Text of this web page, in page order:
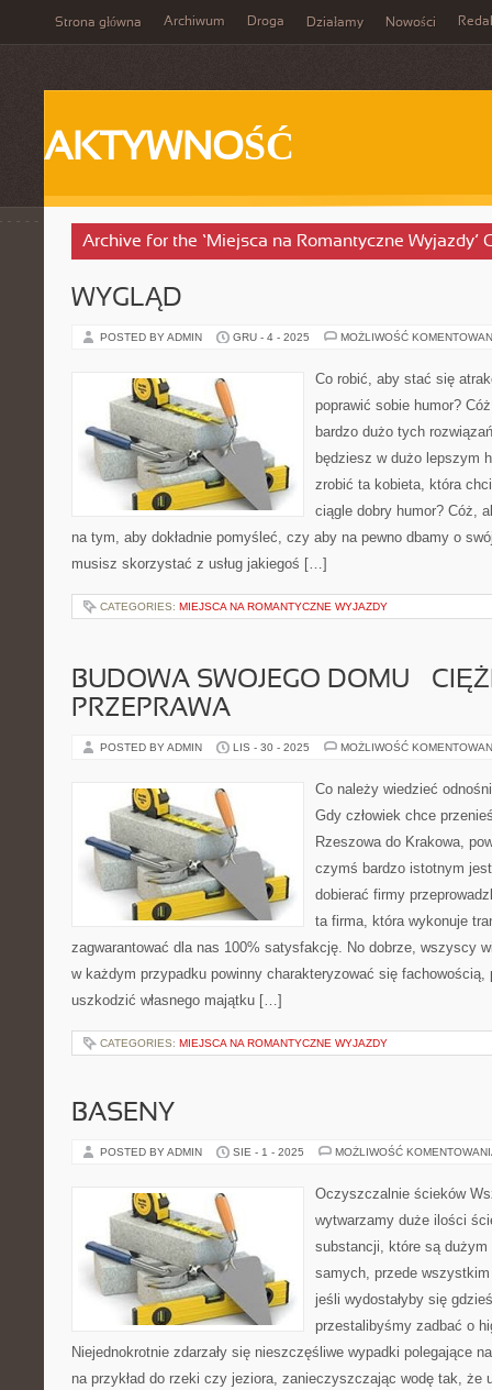
Strona główna Archiwum Droga Działamy Nowości
AKTYWNOŚĆ
Archive for the ‘Miejsca na Romantyczne Wyjazdy’
WYGLĄD
POSTED BY ADMIN GRU - 4 - 2025 MOŻLIWOŚĆ
Co robić, aby stać się
poprawić sobie humor?
bardzo dużo tych
będziesz w dużo lepszym
zrobić ta kobieta, która
ciągle dobry humor? Cóż,
na tym, aby dokładnie pomyśleć, czy aby na pewno dbamy o
musisz skorzystać z usług jakiegoś […]
CATEGORIES: MIEJSCA NA ROMANTYCZNE WYJAZDY
BUDOWA SWOJEGO DOMU –
PRZEPRAWA
POSTED BY ADMIN LIS - 30 - 2025 MOŻLIWOŚĆ
Co należy wiedzieć
Gdy człowiek chce
Rzeszowa do Krakowa,
czymś bardzo istotnym
dobierać firmy
ta firma, która wykonuje
zagwarantować dla nas 100% satysfakcję. No dobrze, wszyscy
w każdym przypadku powinny charakteryzować się fachowością,
uszkodzić własnego majątku […]
CATEGORIES: MIEJSCA NA ROMANTYCZNE WYJAZDY
BASENY
POSTED BY ADMIN SIE - 1 - 2025 MOŻLIWOŚĆ
Oczyszczalnie ścieków
wytwarzamy duże ilości
substancji, które są dużym
samych, przede
jeśli wydostałyby się
przestalibyśmy zadbać o
Niejednokrotnie zdarzały się nieszczęśliwe wypadki polegające
na przykład do rzeki czy jeziora, zanieczyszczając wodę tak, że